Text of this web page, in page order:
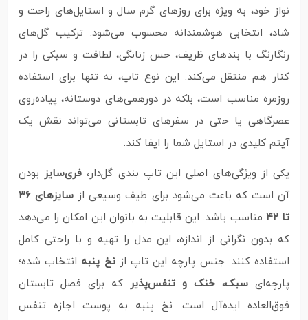
نواز خود، به‌ ویژه برای روزهای گرم سال و استایل‌های راحت و
شاد، انتخابی هوشمندانه محسوب می‌شود. ترکیب گل‌های
رنگارنگ با بندهای ظریف، حس زنانگی، لطافت و سبکی را در
کنار هم منتقل می‌کند. این نوع تاپ‌، نه‌ تنها برای استفاده
روزمره مناسب است، بلکه در دورهمی‌های دوستانه، پیاده‌روی
عصرگاهی یا حتی در سفرهای تابستانی می‌تواند نقش یک
آیتم کلیدی در استایل شما را ایفا کند.
یکی از ویژگی‌های اصلی این تاپ بندی گل‌دار، فری‌سایزبودن
آن است که باعث می‌شود برای طیف وسیعی از
سایزهای ۳۶
تا ۴۲
مناسب باشد. این قابلیت به بانوان این امکان را می‌دهد
که بدون نگرانی از اندازه، این مدل را تهیه و با راحتی کامل
استفاده کنند. جنس پارچه این تاپ ازنخ پنبه انتخاب شده؛
پارچه‌ای سبک، خنک و تنفس‌پذیر که برای فصل تابستان
فوق‌العاده ایده‌آل است. نخ پنبه به پوست اجازه تنفس